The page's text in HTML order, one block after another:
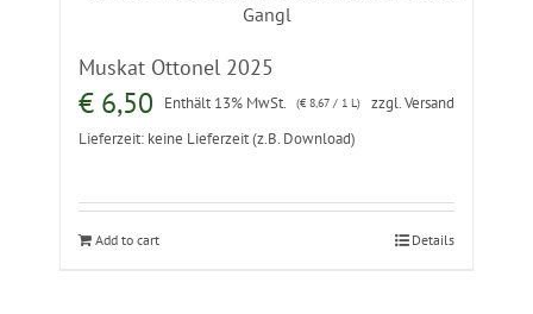
Muskat Ottonel 2025
€ 6,50 Enthält 13% MwSt. (€ 8,67 / 1 L) zzgl.Versand
Lieferzeit: keine Lieferzeit (z.B. Download)
Add to cart Details